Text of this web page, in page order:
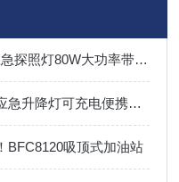
【新品】应急抢险车做车载应急探照灯80W大功率带红蓝警示信号灯
FW6117LED轻便工作灯户外应急升降灯可充电便携移动照明灯50W
BFC8120吸顶式加油站